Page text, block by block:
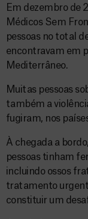
Em dezembro de
Médicos Sem
pessoas no total
encontravam em
Mediterrâneo.
Muitas pessoas
também a
fugiram, nos
À chegada a
pessoas tinham
incluindo ossos
tratamento
constituir um